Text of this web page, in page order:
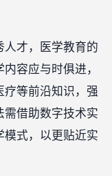
人才，医学教育的
容应与时俱进，
疗等前沿知识，强
需借助数字技术实
模式，以更贴近实